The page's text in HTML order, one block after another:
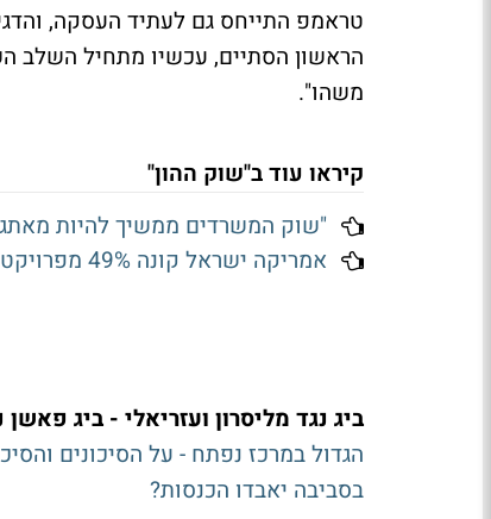
טראמפ התייחס גם לעתיד העסקה,
הראשון הסתיים, עכשיו מתחיל השלב
משהו".
קיראו עוד ב"שוק ההון"
"שוק המשרדים ממשיך להיות
אמריקה ישראל קונה 49% מפרויקט קריניצי: השווי שנגזר והמשמעות לאב-גד
ביג נגד מליסרון ועזריאלי - ביג
הגדול במרכז נפתח - על הסיכונים
בסביבה יאבדו הכנסות?